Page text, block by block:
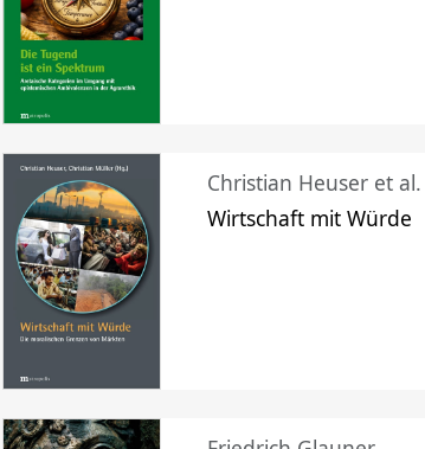
Christian Heuser et al.
Wirtschaft mit Würde